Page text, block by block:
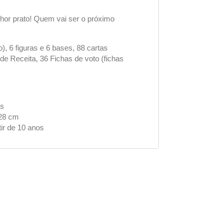
prato! Quem vai ser o próximo
6 figuras e 6 bases, 88 cartas
Receita, 36 Fichas de voto (fichas
cm
de 10 anos